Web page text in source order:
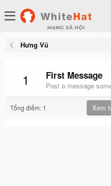
Hưng Vũ
1 First Message
Post a message
Tổng điểm: 1 Xem